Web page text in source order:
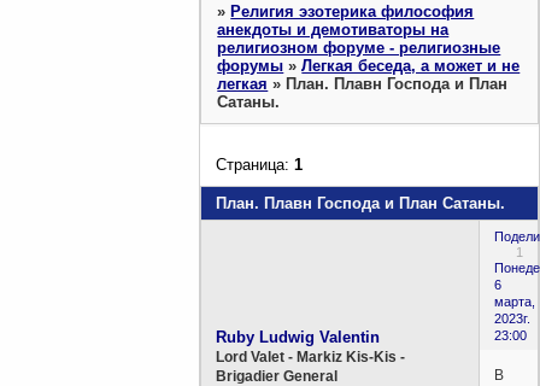
»Религия эзотерика философия
анекдоты и демотиваторы на
религиозном форуме - религиозные
форумы »Легкая беседа, а может и не
легкая »План. Плавн Господа и План
Сатаны.
План. Плавн Господа и План Сатаны.
Страница:1
1
6
марта,
2023г.
23:00
Ruby Ludwig Valentin
Lord Valet - Markiz Kis-Kis -
Brigadier General
В